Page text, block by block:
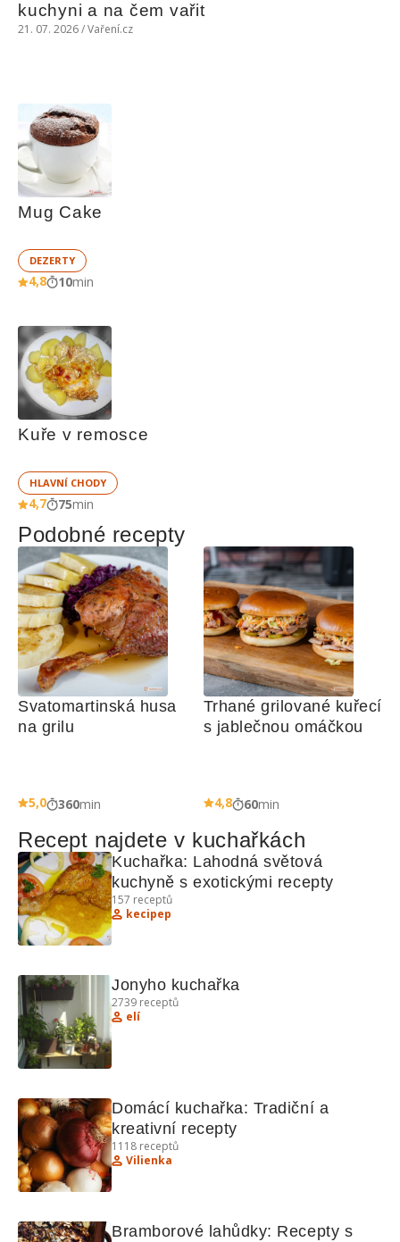
kuchyni a na čem vařit
21. 07. 2026 / Vaření.cz
Mug Cake
DEZERTY
4,8 10min
Kuře v remosce
HLAVNÍ CHODY
4,7 75min
Podobné recepty
Svatomartinská husa
na grilu
5,0 360min
Trhané grilované kuřecí
s jablečnou omáčkou
4,8 60min
Recept najdete v kuchařkách
Kuchařka: Lahodná světová
kuchyně s exotickými recepty
157 receptů
kecipep
Jonyho kuchařka
2739 receptů
elí
Domácí kuchařka: Tradiční a
kreativní recepty
1118 receptů
Vilienka
Bramborové lahůdky: Recepty s